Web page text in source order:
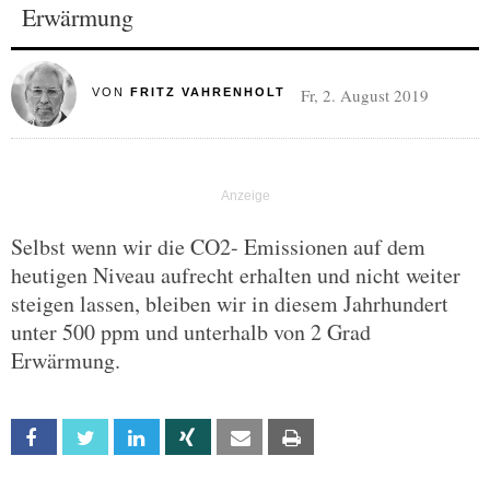
Erwärmung
VON FRITZ VAHRENHOLT Fr, 2. August 2019
Selbst wenn wir die CO2- Emissionen auf dem
heutigen Niveau aufrecht erhalten und nicht weiter
steigen lassen, bleiben wir in diesem Jahrhundert
unter 500 ppm und unterhalb von 2 Grad
Erwärmung.
Facebook Twitter Linkedin Xing Email